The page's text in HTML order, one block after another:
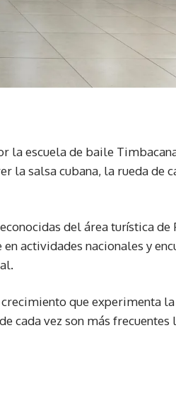
la escuela de baile
la salsa cubana, la rueda de
del área turística de
actividades nacionales y
crecimiento que experimenta
cada vez son más frecuentes